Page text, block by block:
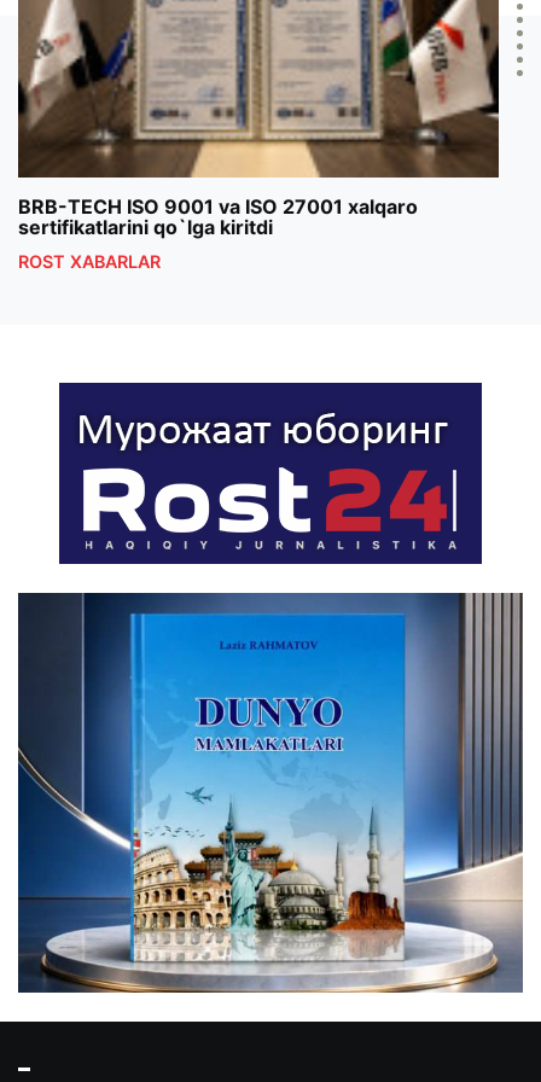
BRB-TECH ISO 9001 va ISO 27001 xalqaro
sertifikatlarini qo`lga kiritdi
ROST XABARLAR